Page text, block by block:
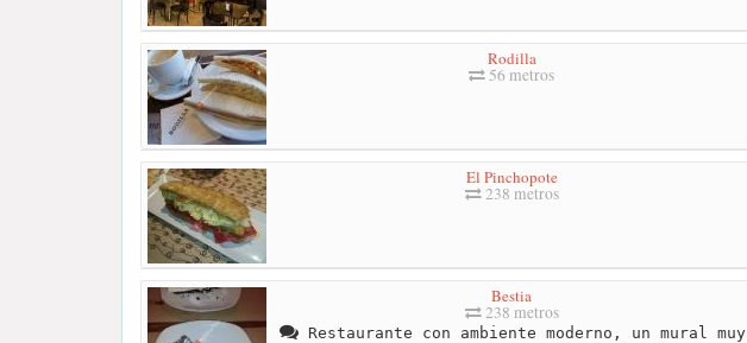
Rodilla
56 metros
El Pinchopote
238 metros
Bestia
238 metros
Restaurante con ambiente moderno, un mural muy